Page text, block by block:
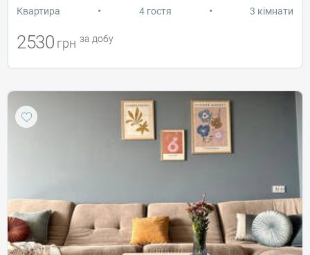
Квартира • 4 гостя • 3 кімнати
2530 грн за добу